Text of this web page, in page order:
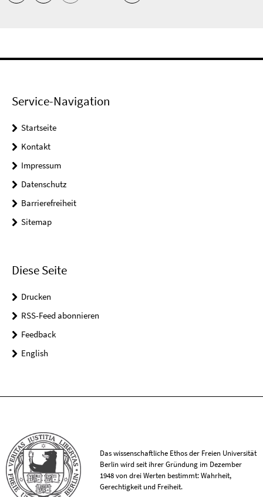
Service-Navigation
Startseite
Kontakt
Impressum
Datenschutz
Barrierefreiheit
Sitemap
Diese Seite
Drucken
RSS-Feed abonnieren
Feedback
English
Das wissenschaftliche Ethos der Freien Universität
Berlin wird seit ihrer Gründung im Dezember
1948 von drei Werten bestimmt: Wahrheit,
Gerechtigkeit und Freiheit.